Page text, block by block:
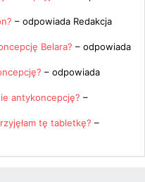
– odpowiada Redakcja
Belara? – odpowiada
– odpowiada
antykoncepcję? –
tę tabletkę? –